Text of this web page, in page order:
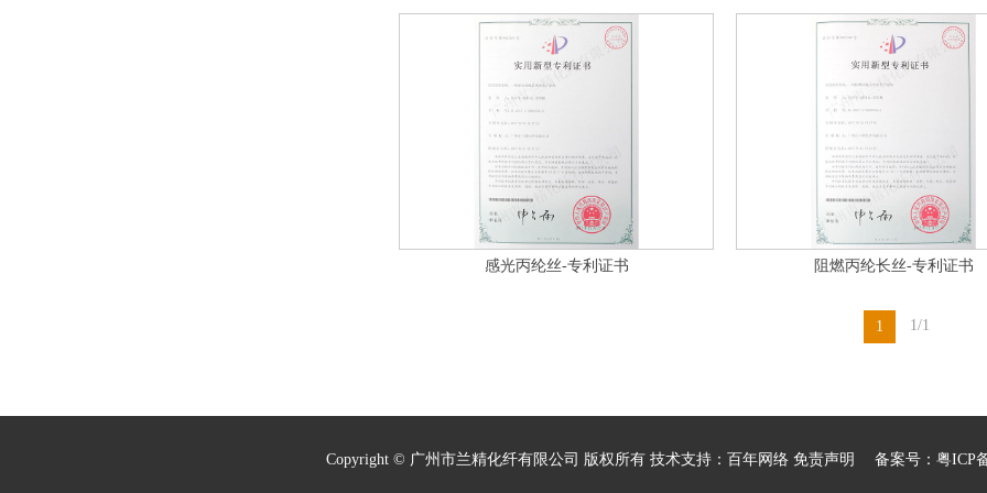
感光丙纶丝-专利证书 阻燃丙纶长丝-专利证书
1 1/1
Copyright © 广州市兰精化纤有限公司 版权所有 技术支持： 百年网络 免责声明 备案号： 粤ICP